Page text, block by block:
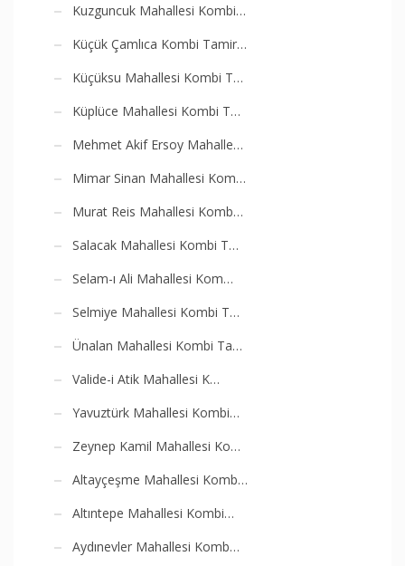
Kuzguncuk Mahallesi Kombi…
Küçük Çamlıca Kombi Tamir…
Küçüksu Mahallesi Kombi T…
Küplüce Mahallesi Kombi T…
Mehmet Akif Ersoy Mahalle…
Mimar Sinan Mahallesi Kom…
Murat Reis Mahallesi Komb…
Salacak Mahallesi Kombi T…
Selam-ı Ali Mahallesi Kom…
Selmiye Mahallesi Kombi T…
Ünalan Mahallesi Kombi Ta…
Valide-i Atik Mahallesi K…
Yavuztürk Mahallesi Kombi…
Zeynep Kamil Mahallesi Ko…
Altayçeşme Mahallesi Komb…
Altıntepe Mahallesi Kombi…
Aydınevler Mahallesi Komb…